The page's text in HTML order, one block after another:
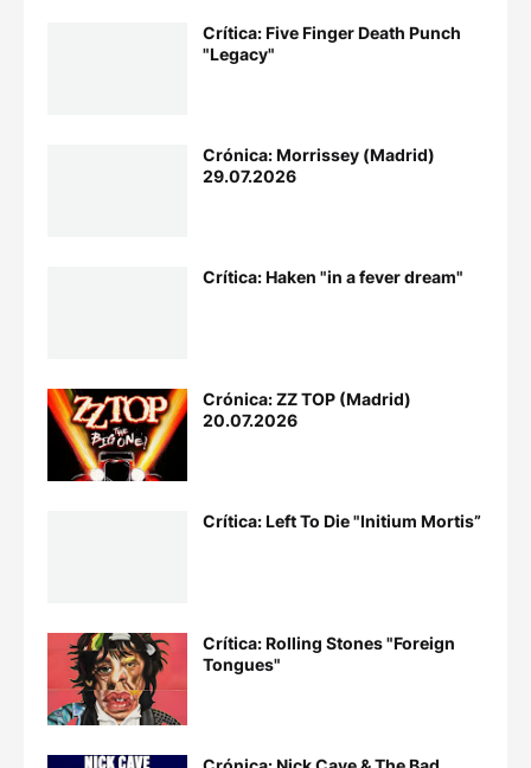
Crítica: Five Finger Death Punch
"Legacy"
Crónica: Morrissey (Madrid)
29.07.2026
Crítica: Haken "in a fever dream"
Crónica: ZZ TOP (Madrid)
20.07.2026
Crítica: Left To Die "Initium Mortis”
Crítica: Rolling Stones "Foreign
Tongues"